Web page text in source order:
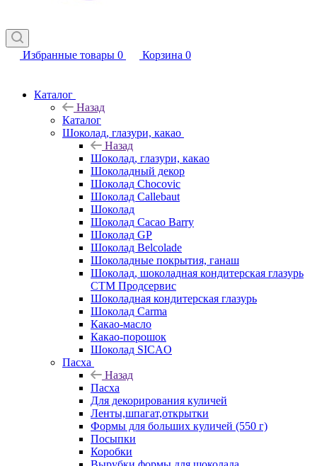
Избранные товары 0 Корзина 0
Каталог
Назад
Каталог
Шоколад, глазури, какао
Назад
Шоколад, глазури, какао
Шоколадный декор
Шоколад Chocovic
Шоколад Callebaut
Шоколад
Шоколад Cacao Barry
Шоколад GP
Шоколад Belcolade
Шоколадные покрытия, ганаш
Шоколад, шоколадная кондитерская глазурь
СТМ Продсервис
Шоколадная кондитерская глазурь
Шоколад Carma
Какао-масло
Какао-порошок
Шоколад SICAO
Пасха
Назад
Пасха
Для декорирования куличей
Ленты,шпагат,открытки
Формы для больших куличей (550 г)
Посыпки
Коробки